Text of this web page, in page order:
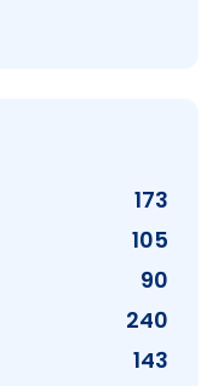
173
105
90
240
143